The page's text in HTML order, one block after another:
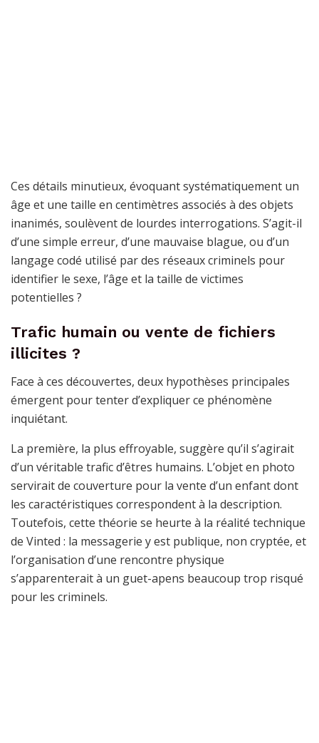
Ces détails minutieux, évoquant systématiquement un
âge et une taille en centimètres associés à des objets
inanimés, soulèvent de lourdes interrogations. S’agit-il
d’une simple erreur, d’une mauvaise blague, ou d’un
langage codé utilisé par des réseaux criminels pour
identifier le sexe, l’âge et la taille de victimes
potentielles ?
Trafic humain ou vente de fichiers
illicites ?
Face à ces découvertes, deux hypothèses principales
émergent pour tenter d’expliquer ce phénomène
inquiétant.
La première, la plus effroyable, suggère qu’il s’agirait
d’un véritable trafic d’êtres humains. L’objet en photo
servirait de couverture pour la vente d’un enfant dont
les caractéristiques correspondent à la description.
Toutefois, cette théorie se heurte à la réalité technique
de Vinted : la messagerie y est publique, non cryptée, et
l’organisation d’une rencontre physique
s’apparenterait à un guet-apens beaucoup trop risqué
pour les criminels.